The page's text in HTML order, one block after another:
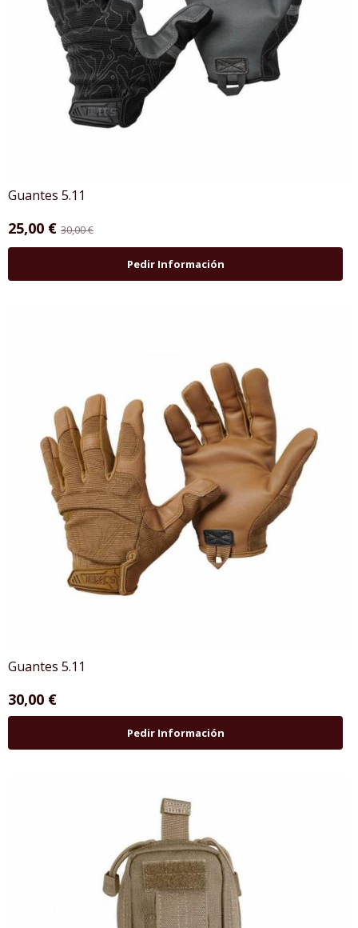
Guantes 5.11
25,00 € 30,00 €
Pedir Información
Guantes 5.11
30,00 €
Pedir Información